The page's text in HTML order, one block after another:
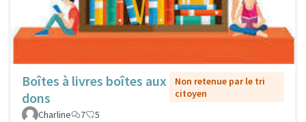
Boîtes à livres boîtes aux
dons
Non retenue par le tri
citoyen
Charline
7 5